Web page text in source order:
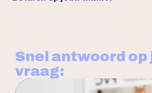
Snel antwoord op
vraag: